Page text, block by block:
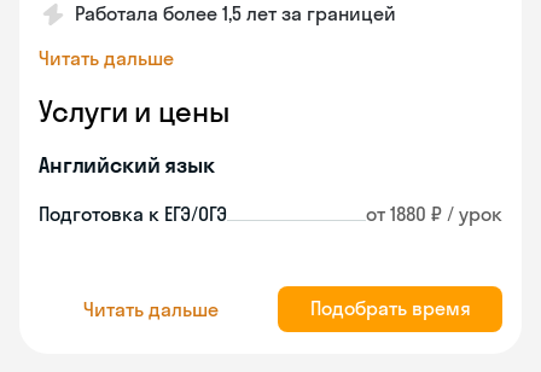
Работала более 1,5 лет за границей
Читать дальше
Услуги и цены
Английский язык
Подготовка к ЕГЭ/ОГЭ от 1880 ₽ / урок
Читать дальше Подобрать время